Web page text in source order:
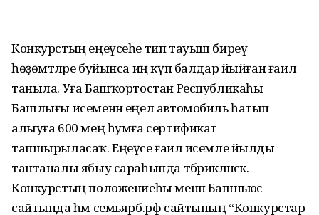
Конкурстың еңеүсеһе тип тауыш биреү
һөҙөмтәләре буйынса иң күп балдар йыйған ғаилә
таныла. Уға Башҡортостан Республикаһы
Башлығы исеменән еңел автомобиль һатып
алыуға 600 мең һумға сертификат
тапшырыласаҡ. Еңеүсе ғаилә исемле йылды
тантаналы ябыу сараһында тәбрикләнәсәк.
Конкурстың положениеһы менән Башньюс
сайтында һәм семьярб.рф сайтының “Конкурстар